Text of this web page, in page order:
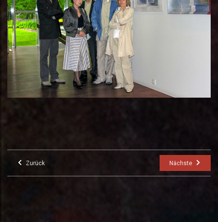
Zurück Nächste